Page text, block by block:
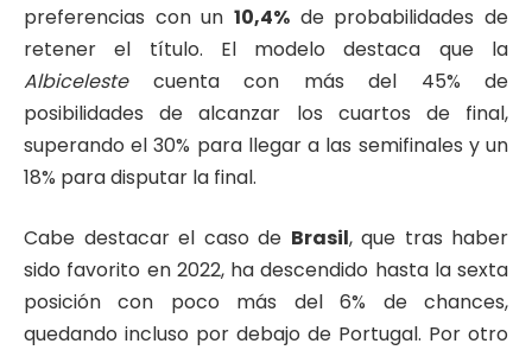
preferencias con un 10,4% de probabilidades de
retener el título. El modelo destaca que la
Albicelestecuenta con más del 45% de
posibilidades de alcanzar los cuartos de final,
superando el 30% para llegar a las semifinales y un
18% para disputar la final.
Cabe destacar el caso de Brasil, que tras haber
sido favorito en 2022, ha descendido hasta la sexta
posición con poco más del 6% de chances,
quedando incluso por debajo de Portugal. Por otro